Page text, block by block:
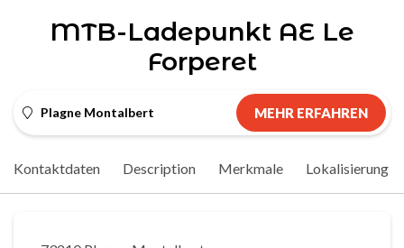
MTB-Ladepunkt AE Le
Forperet
Plagne Montalbert MEHR ERFAHREN
Kontaktdaten Description Merkmale Lokalisierung